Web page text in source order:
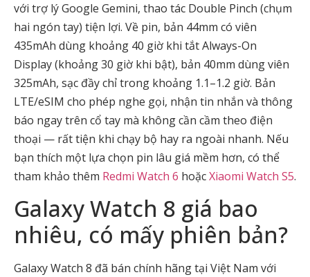
với trợ lý Google Gemini, thao tác Double Pinch (chụm
hai ngón tay) tiện lợi. Về pin, bản 44mm có viên
435mAh dùng khoảng 40 giờ khi tắt Always-On
Display (khoảng 30 giờ khi bật), bản 40mm dùng viên
325mAh, sạc đầy chỉ trong khoảng 1.1–1.2 giờ. Bản
LTE/eSIM cho phép nghe gọi, nhận tin nhắn và thông
báo ngay trên cổ tay mà không cần cầm theo điện
thoại — rất tiện khi chạy bộ hay ra ngoài nhanh. Nếu
bạn thích một lựa chọn pin lâu giá mềm hơn, có thể
tham khảo thêm Redmi Watch 6 hoặcXiaomi Watch S5.
Galaxy Watch 8 giá bao
nhiêu, có mấy phiên bản?
Galaxy Watch 8 đã bán chính hãng tại Việt Nam với